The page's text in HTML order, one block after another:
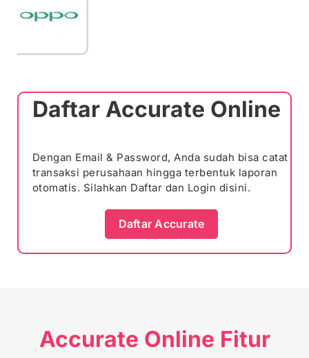
Daftar Accurate Online
Dengan Email & Password, Anda sudah bisa catat
transaksi perusahaan hingga terbentuk laporan
otomatis. Silahkan Daftar dan Login disini.
Daftar Accurate
Accurate Online Fitur